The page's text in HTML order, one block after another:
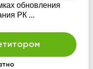
обновления
РК ...